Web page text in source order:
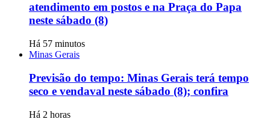
atendimento em postos e na Praça do Papa
neste sábado (8)
Há 57 minutos
Minas Gerais
Previsão do tempo: Minas Gerais terá tempo
seco e vendaval neste sábado (8); confira
Há 2 horas